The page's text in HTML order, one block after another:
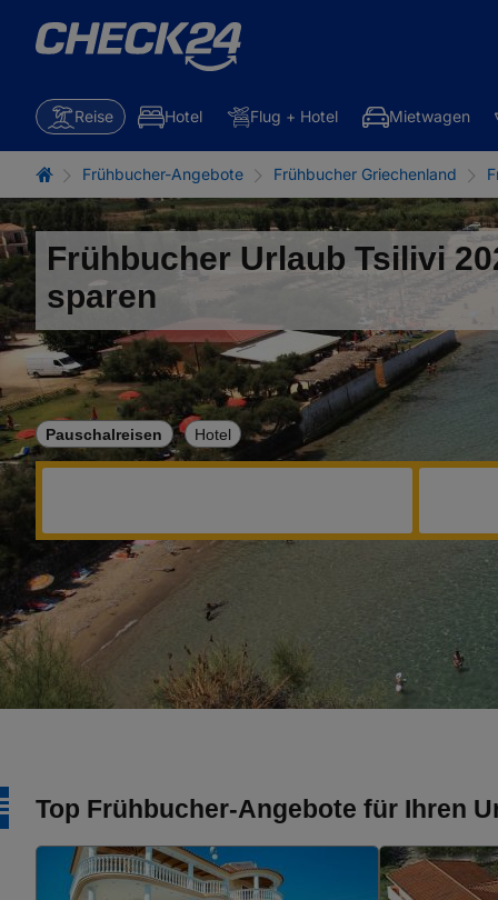
Reise Hotel Flug + Hotel Mietwagen
Frühbucher-Angebote Frühbucher Griechenland
Frühbucher Urlaub Tsilivi
sparen
Pauschalreisen Hotel
Top Frühbucher-Angebote für Ihren